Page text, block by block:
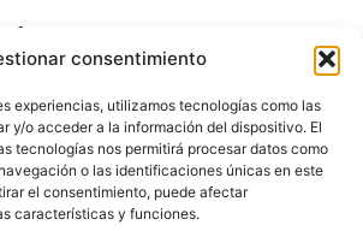
consentimiento
experiencias, utilizamos tecnologías como las
y/o acceder a la información del dispositivo. El
tecnologías nos permitirá procesar datos como
o las identificaciones únicas en este
el consentimiento, puede afectar
características y funciones.
ÚLTIMO DEL CANAL
en «Estoy de acuerdo» para
activar Youtube
POLÍTICA DE COOKIES